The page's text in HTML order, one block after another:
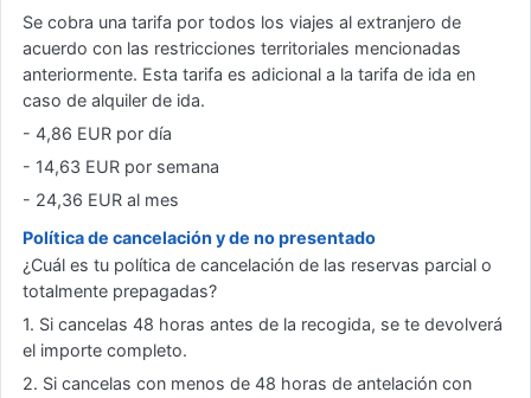
Se cobra una tarifa por todos los viajes al extranjero de
acuerdo con las restricciones territoriales mencionadas
anteriormente. Esta tarifa es adicional a la tarifa de ida en
caso de alquiler de ida.
- 4,86 EUR por día
- 14,63 EUR por semana
- 24,36 EUR al mes
Política de cancelación y de no presentado
¿Cuál es tu política de cancelación de las reservas parcial o
totalmente prepagadas?
1. Si cancelas 48 horas antes de la recogida, se te devolverá
el importe completo.
2. Si cancelas con menos de 48 horas de antelación con